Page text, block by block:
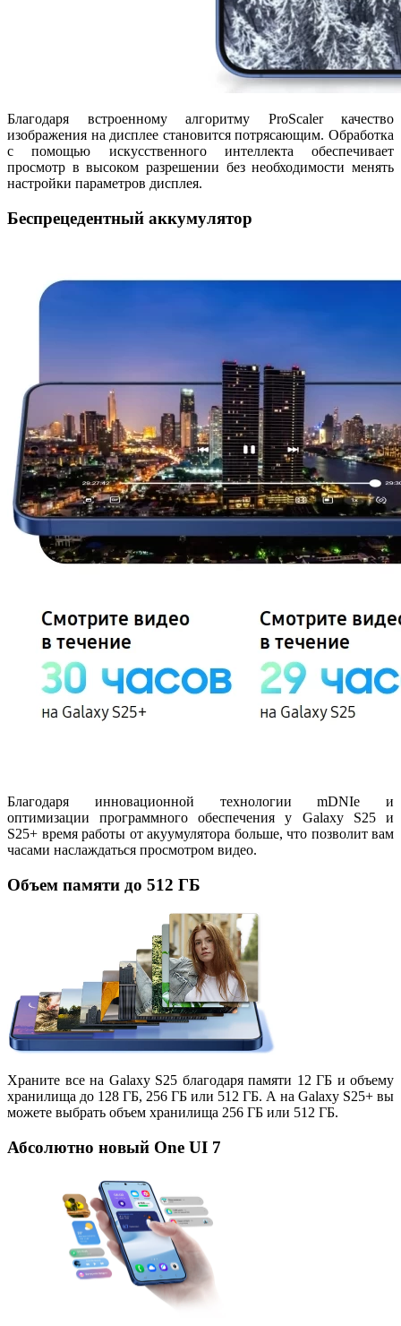
Благодаря встроенному алгоритму ProScaler качество
изображения на дисплее становится потрясающим. Обработка
с помощью искусственного интеллекта обеспечивает
просмотр в высоком разрешении без необходимости менять
настройки параметров дисплея.
Беспрецедентный аккумулятор
Благодаря инновационной технологии mDNIe и
оптимизации программного обеспечения у Galaxy S25 и
S25+ время работы от акуумулятора больше, что позволит вам
часами наслаждаться просмотром видео.
Объем памяти до 512 ГБ
Храните все на Galaxy S25 благодаря памяти 12 ГБ и объему
хранилища до 128 ГБ, 256 ГБ или 512 ГБ. А на Galaxy S25+ вы
можете выбрать объем хранилища 256 ГБ или 512 ГБ.
Абсолютно новый One UI 7